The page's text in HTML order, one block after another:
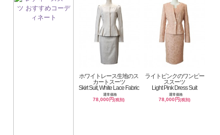
ホワイトレース生地のス
カートスーツ
Skirt Suit, White Lace Fabric
通常価格
78,000円(税別)
ライトピンクのワンピー
ススーツ
Light Pink Dress Suit
通常価格
78,000円 (税別)